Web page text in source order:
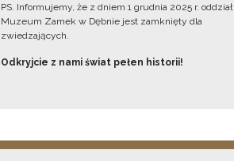
PS. Informujemy, że z dniem 1 grudnia 2025 r. oddział
Muzeum Zamek w Dębnie jest zamknięty dla
zwiedzających.
Odkryjcie z nami świat pełen historii!